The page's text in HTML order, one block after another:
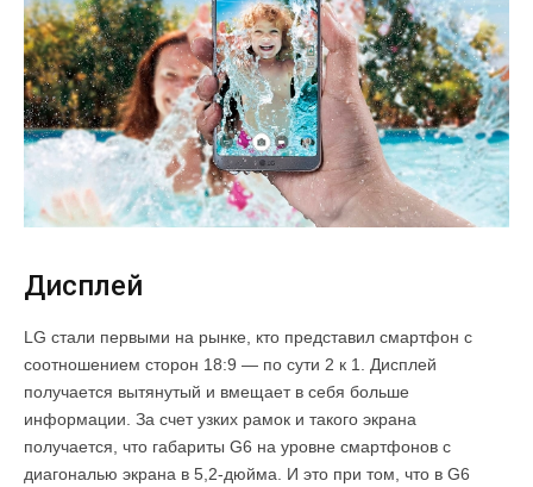
Дисплей
LG стали первыми на рынке, кто представил смартфон с
соотношением сторон 18:9 — по сути 2 к 1. Дисплей
получается вытянутый и вмещает в себя больше
информации. За счет узких рамок и такого экрана
получается, что габариты G6 на уровне смартфонов с
диагональю экрана в 5,2-дюйма. И это при том, что в G6